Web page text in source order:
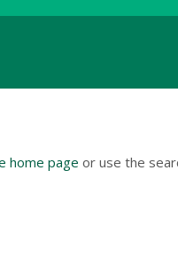
home page or use the